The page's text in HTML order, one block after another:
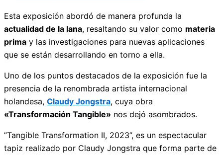
Esta exposición abordó de manera profunda la
actualidad de la lana, resaltando su valor como materia
prima y las investigaciones para nuevas aplicaciones
que se están desarrollando en torno a ella.
Uno de los puntos destacados de la exposición fue la
presencia de la renombrada artista internacional
holandesa, Claudy Jongstra, cuya obra
«Transformación Tangible» nos dejó asombrados.
”Tangible Transformation II, 2023”, es un espectacular
tapiz realizado por Claudy Jongstra que forma parte de